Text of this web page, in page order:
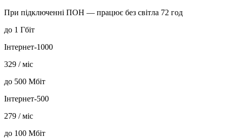
При підключенні ПОН — працює без світла 72 год
до 1 Гбіт
Інтернет-1000
329 / міс
до 500 Мбіт
Інтернет-500
279 / міс
до 100 Мбіт